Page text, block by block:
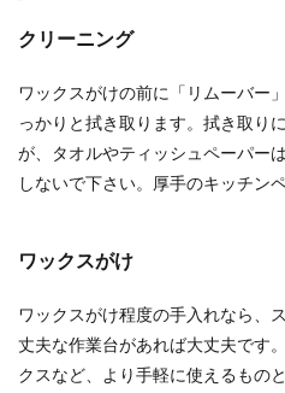
食べ...
バレエの
子供も親も嬉...
クリーニング
ワックスがけの前に「リムーバー
っかりと拭き取ります。拭き取り
が、タオルやティッシュペーパー
しないで下さい。厚手のキッチン
ワックスがけ
ワックスがけ程度の手入れなら、
丈夫な作業台があれば大丈夫です
クスなど、より手軽に使えるもの